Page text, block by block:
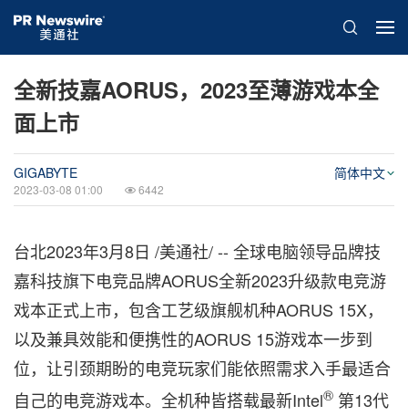
全新技嘉AORUS，2023至薄游戏本全
面上市
GIGABYTE
2023-03-08 01:00 6442
简体中文
台北2023年3月8日 /美通社/ -- 全球电脑领导品牌技
嘉科技旗下电竞品牌AORUS全新2023升级款电竞游
戏本正式上市，包含工艺级旗舰机种AORUS 15X，
以及兼具效能和便携性的AORUS 15游戏本一步到
位，让引颈期盼的电竞玩家们能依照需求入手最适合
自己的电竞游戏本。全机种皆搭载最新Intel® 第13代